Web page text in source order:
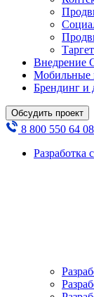
Внедрение
Мобильные
Брендинг и
Обсудить проект
8 800 550 64 08
Разработка